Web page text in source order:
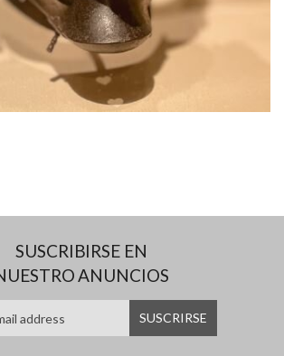
SUSCRIBIRSE EN
ANUNCIOS